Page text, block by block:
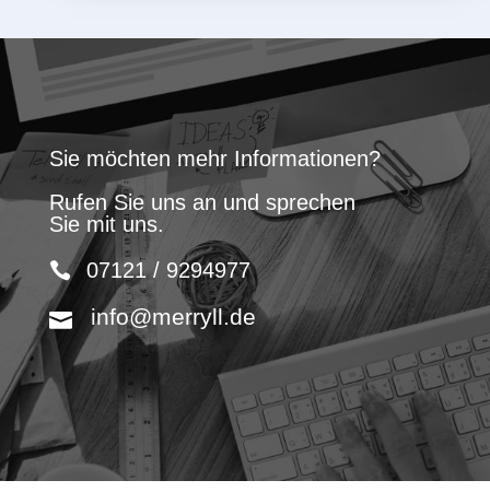
Sie möchten mehr Informationen?
Rufen Sie uns an und sprechen
Sie mit uns.
07121 / 9294977
info@merryll.de